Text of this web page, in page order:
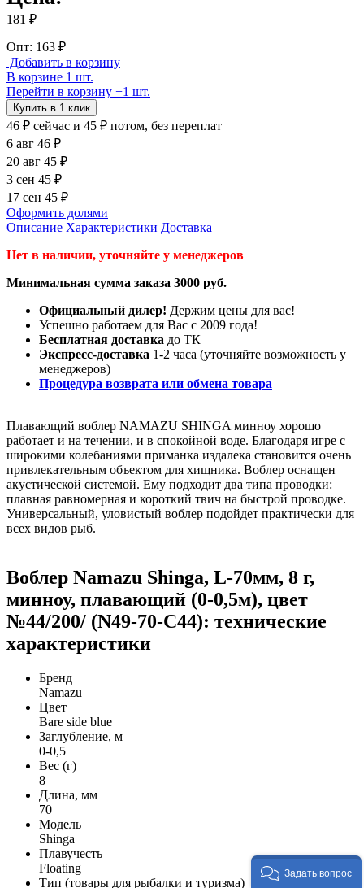
181 ₽
Опт: 163 ₽
Добавить в корзину
В корзине 1 шт.
Перейти в корзину +1 шт.
Купить в 1 клик
46 ₽ сейчас и 45 ₽ потом, без переплат
6 авг 46 ₽
20 авг 45 ₽
3 сен 45 ₽
17 сен 45 ₽
Оформить долями
Описание Характеристики Доставка
Нет в наличии, уточняйте у менеджеров
Минимальная сумма заказа 3000 руб.
Официальный дилер! Держим цены для вас!
Успешно работаем для Вас с 2009 года!
Бесплатная доставка до ТК
Экспресс-доставка 1-2 часа (уточняйте возможность у
менеджеров)
Процедура возврата или обмена товара
Плавающий воблер NAMAZU SHINGA минноу хорошо
работает и на течении, и в спокойной воде. Благодаря игре с
широкими колебаниями приманка издалека становится очень
привлекательным объектом для хищника. Воблер оснащен
акустической системой. Ему подходит два типа проводки:
плавная равномерная и короткий твич на быстрой проводке.
Универсальный, уловистый воблер подойдет практически для
всех видов рыб.
Воблер Namazu Shinga, L-70мм, 8 г,
минноу, плавающий (0-0,5м), цвет
№44/200/ (N49-70-C44): технические
характеристики
Бренд
Namazu
Цвет
Bare side blue
Заглубление, м
0-0,5
Вес (г)
8
Длина, мм
70
Модель
Shinga
Плавучесть
Floating
Тип (товары для рыбалки и туризма)
Задать вопрос